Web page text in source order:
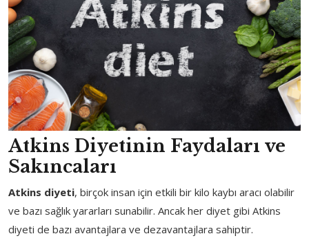
Atkins Diyetinin Faydaları ve
Sakıncaları
Atkins diyeti, birçok insan için etkili bir kilo kaybı aracı olabilir
ve bazı sağlık yararları sunabilir. Ancak her diyet gibi Atkins
diyeti de bazı avantajlara ve dezavantajlara sahiptir.